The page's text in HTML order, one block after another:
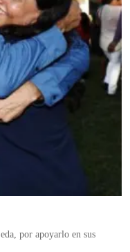
por apoyarlo en sus